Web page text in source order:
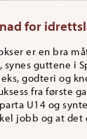
for
er en bra
guttene i
godteri og
fra første
U14 og
jobb og at det